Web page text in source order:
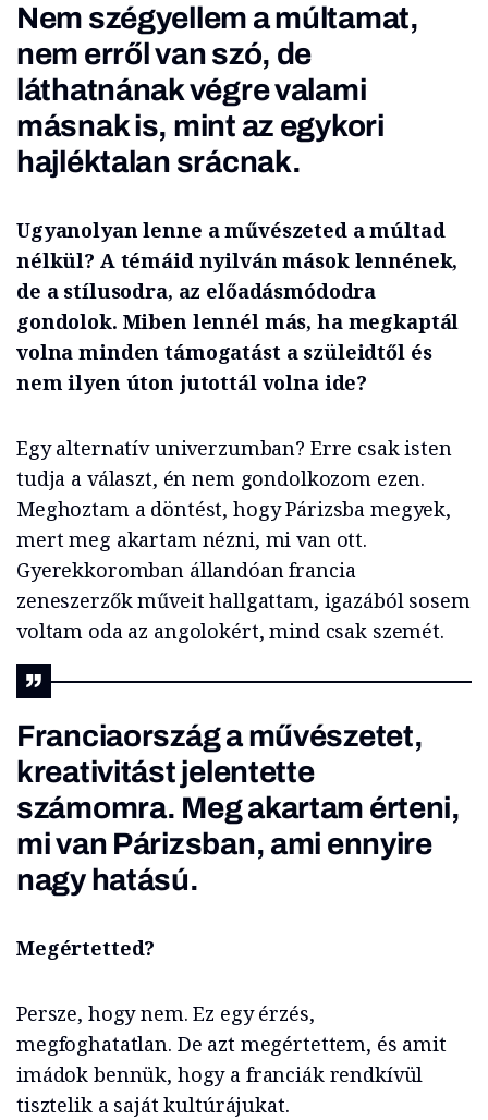
Nem szégyellem a múltamat,
nem erről van szó, de
láthatnának végre valami
másnak is, mint az egykori
hajléktalan srácnak.
Ugyanolyan lenne a művészeted a múltad
nélkül? A témáid nyilván mások lennének,
de a stílusodra, az előadásmódodra
gondolok. Miben lennél más, ha megkaptál
volna minden támogatást a szüleidtől és
nem ilyen úton jutottál volna ide?
Egy alternatív univerzumban? Erre csak isten
tudja a választ, én nem gondolkozom ezen.
Meghoztam a döntést, hogy Párizsba megyek,
mert meg akartam nézni, mi van ott.
Gyerekkoromban állandóan francia
zeneszerzők műveit hallgattam, igazából sosem
voltam oda az angolokért, mind csak szemét.
Franciaország a művészetet,
kreativitást jelentette
számomra. Meg akartam érteni,
mi van Párizsban, ami ennyire
nagy hatású.
Megértetted?
Persze, hogy nem. Ez egy érzés,
megfoghatatlan. De azt megértettem, és amit
imádok bennük, hogy a franciák rendkívül
tisztelik a saját kultúrájukat.